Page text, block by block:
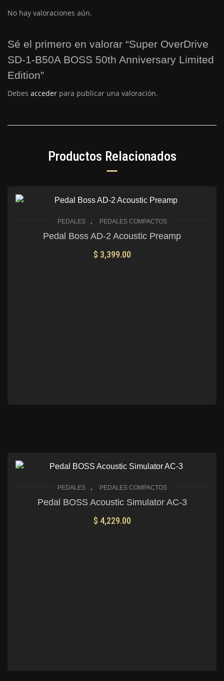
No hay valoraciones aún.
Sé el primero en valorar “Super OverDrive
SD-1-B50A BOSS 50th Anniversary Limited
Edition”
Debes acceder para publicar una valoración.
Productos Relacionados
PEDALES , PEDALES COMPACTOS
Pedal Boss AD-2 Acoustic Preamp
$ 3,399.00
AÑADIR AL CARRITO
PEDALES , PEDALES COMPACTOS
Pedal BOSS Acoustic Simulator AC-3
$ 4,229.00
AÑADIR AL CARRITO